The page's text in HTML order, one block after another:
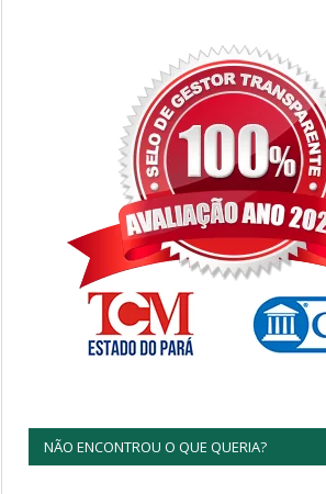
NÃO ENCONTROU O QUE QUERIA?